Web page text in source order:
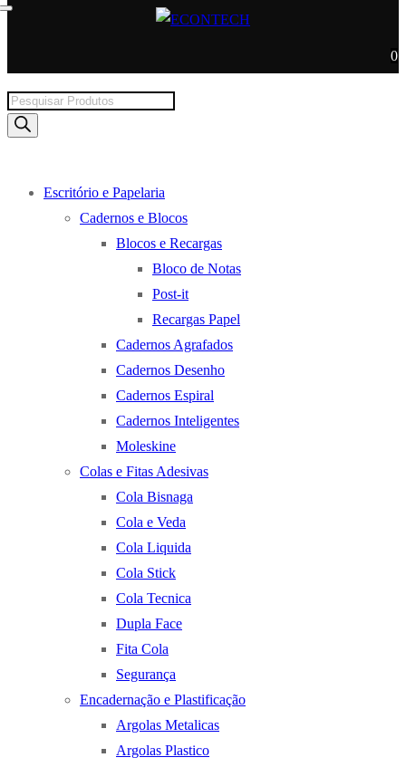
0
Products
search
Escritório e Papelaria
Cadernos e Blocos
Blocos e Recargas
Bloco de Notas
Post-it
Recargas Papel
Cadernos Agrafados
Cadernos Desenho
Cadernos Espiral
Cadernos Inteligentes
Moleskine
Colas e Fitas Adesivas
Cola Bisnaga
Cola e Veda
Cola Liquida
Cola Stick
Cola Tecnica
Dupla Face
Fita Cola
Segurança
Encadernação e Plastificação
Argolas Metalicas
Argolas Plastico